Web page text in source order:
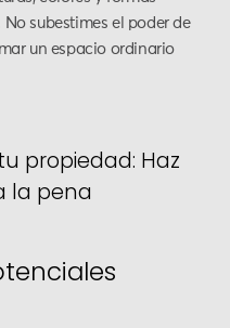
subestimes el poder de
un espacio ordinario
propiedad: Haz
la pena